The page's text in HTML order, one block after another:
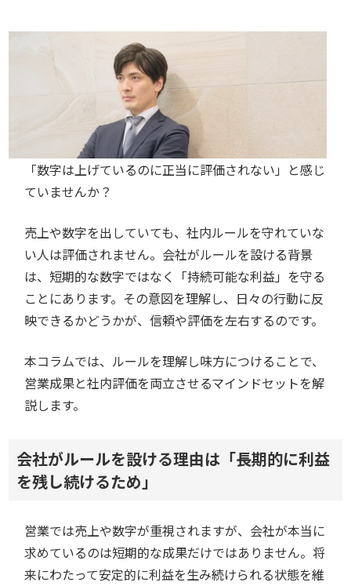
「数字は上げているのに正当に評価されない」と感じ
ていませんか？
売上や数字を出していても、社内ルールを守れていな
い人は評価されません。会社がルールを設ける背景
は、短期的な数字ではなく「持続可能な利益」を守る
ことにあります。その意図を理解し、日々の行動に反
映できるかどうかが、信頼や評価を左右するのです。
本コラムでは、ルールを理解し味方につけることで、
営業成果と社内評価を両立させるマインドセットを解
説します。
会社がルールを設ける理由は「長期的に利益
を残し続けるため」
営業では売上や数字が重視されますが、会社が本当に
求めているのは短期的な成果だけではありません。将
来にわたって安定的に利益を生み続けられる状態を維